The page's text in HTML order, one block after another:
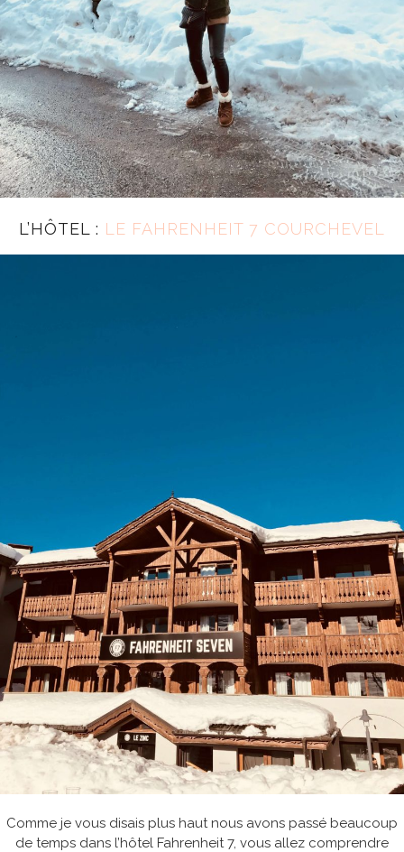
L’HÔTEL : LE FAHRENHEIT 7 COURCHEVEL
Comme je vous disais plus haut nous avons passé beaucoup
de temps dans l’hôtel Fahrenheit 7, vous allez comprendre